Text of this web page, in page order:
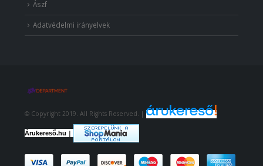
Ászf
Adatvédelmi irányelvek
© Copyright 2019. All Rights Reserved. |
Árukereső.hu |